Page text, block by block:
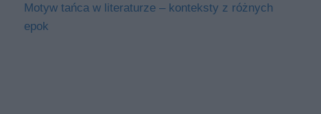
Motyw tańca w literaturze – konteksty z różnych
epok